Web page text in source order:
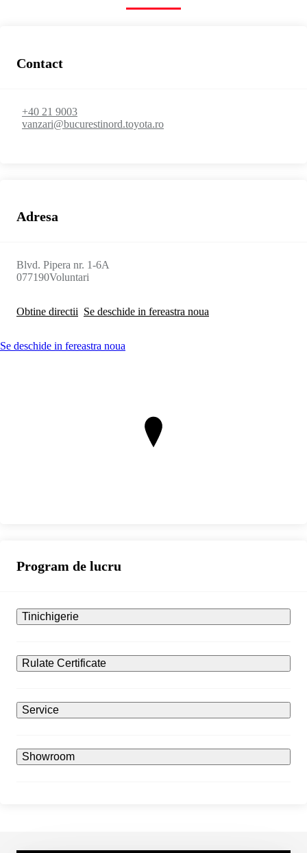
Contact
+40 21 9003
vanzari@bucurestinord.toyota.ro
Adresa
Blvd. Pipera nr. 1-6A
077190Voluntari
Obtine directii Se deschide in fereastra noua
Se deschide in fereastra noua
Program de lucru
Tinichigerie
Rulate Certificate
Service
Showroom